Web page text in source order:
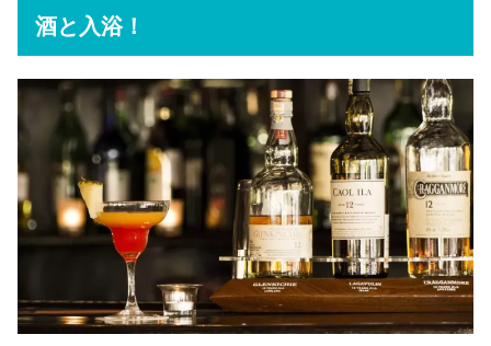
酒と入浴！